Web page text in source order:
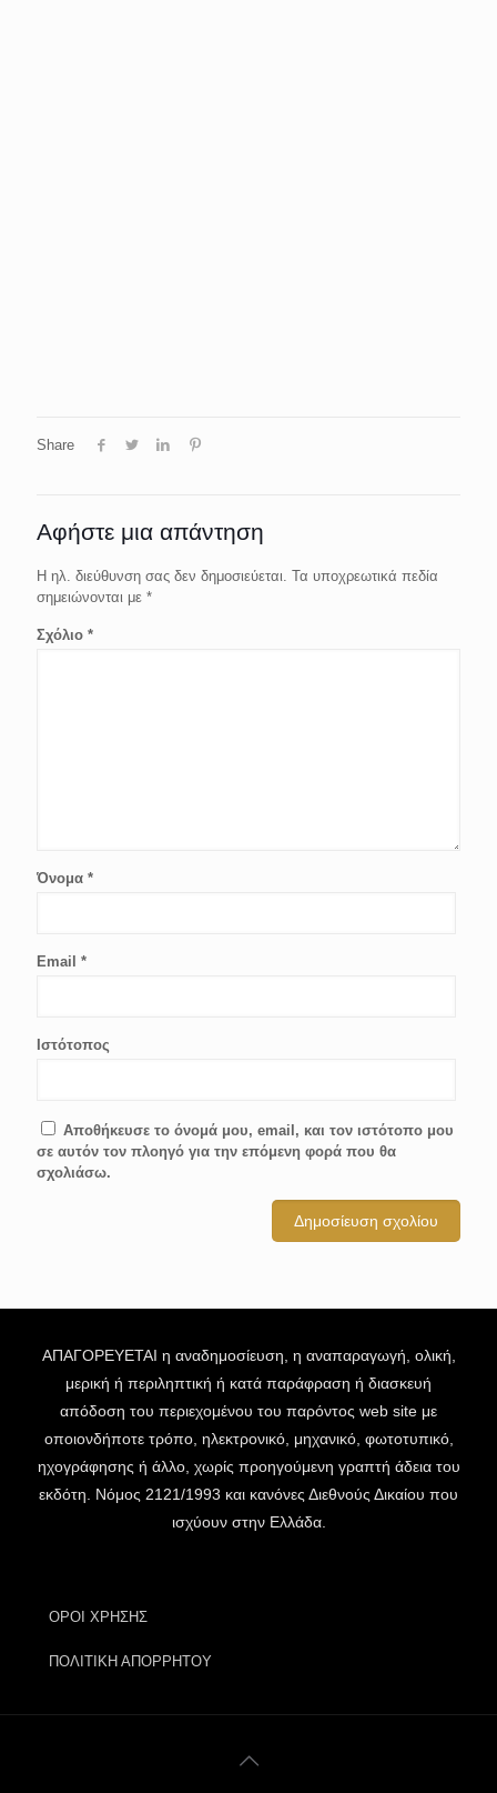
Share
Αφήστε μια απάντηση
Η ηλ. διεύθυνση σας δεν δημοσιεύεται. Τα υποχρεωτικά πεδία
σημειώνονται με *
Σχόλιο *
Όνομα *
Email *
Ιστότοπος
Αποθήκευσε το όνομά μου, email, και τον ιστότοπο μου
σε αυτόν τον πλοηγό για την επόμενη φορά που θα
σχολιάσω.
ΑΠΑΓΟΡΕΥΕΤΑΙ η αναδημοσίευση, η αναπαραγωγή, ολική,
μερική ή περιληπτική ή κατά παράφραση ή διασκευή
απόδοση του περιεχομένου του παρόντος web site με
οποιονδήποτε τρόπο, ηλεκτρονικό, μηχανικό, φωτοτυπικό,
ηχογράφησης ή άλλο, χωρίς προηγούμενη γραπτή άδεια του
εκδότη. Νόμος 2121/1993 και κανόνες Διεθνούς Δικαίου που
ισχύουν στην Ελλάδα.
ΟΡΟΙ ΧΡΗΣΗΣ
ΠΟΛΙΤΙΚΗ ΑΠΟΡΡΗΤΟΥ